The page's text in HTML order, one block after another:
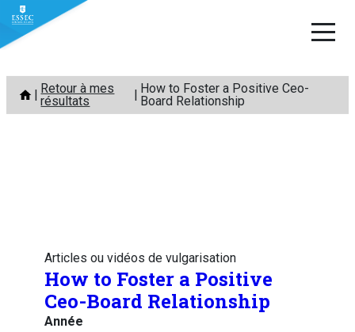
Aller
contenu
Retour à mes
résultats
How to Foster a Positive Ceo-
Board Relationship
Articles ou vidéos de vulgarisation
How to Foster a Positive
Ceo-Board Relationship
Année